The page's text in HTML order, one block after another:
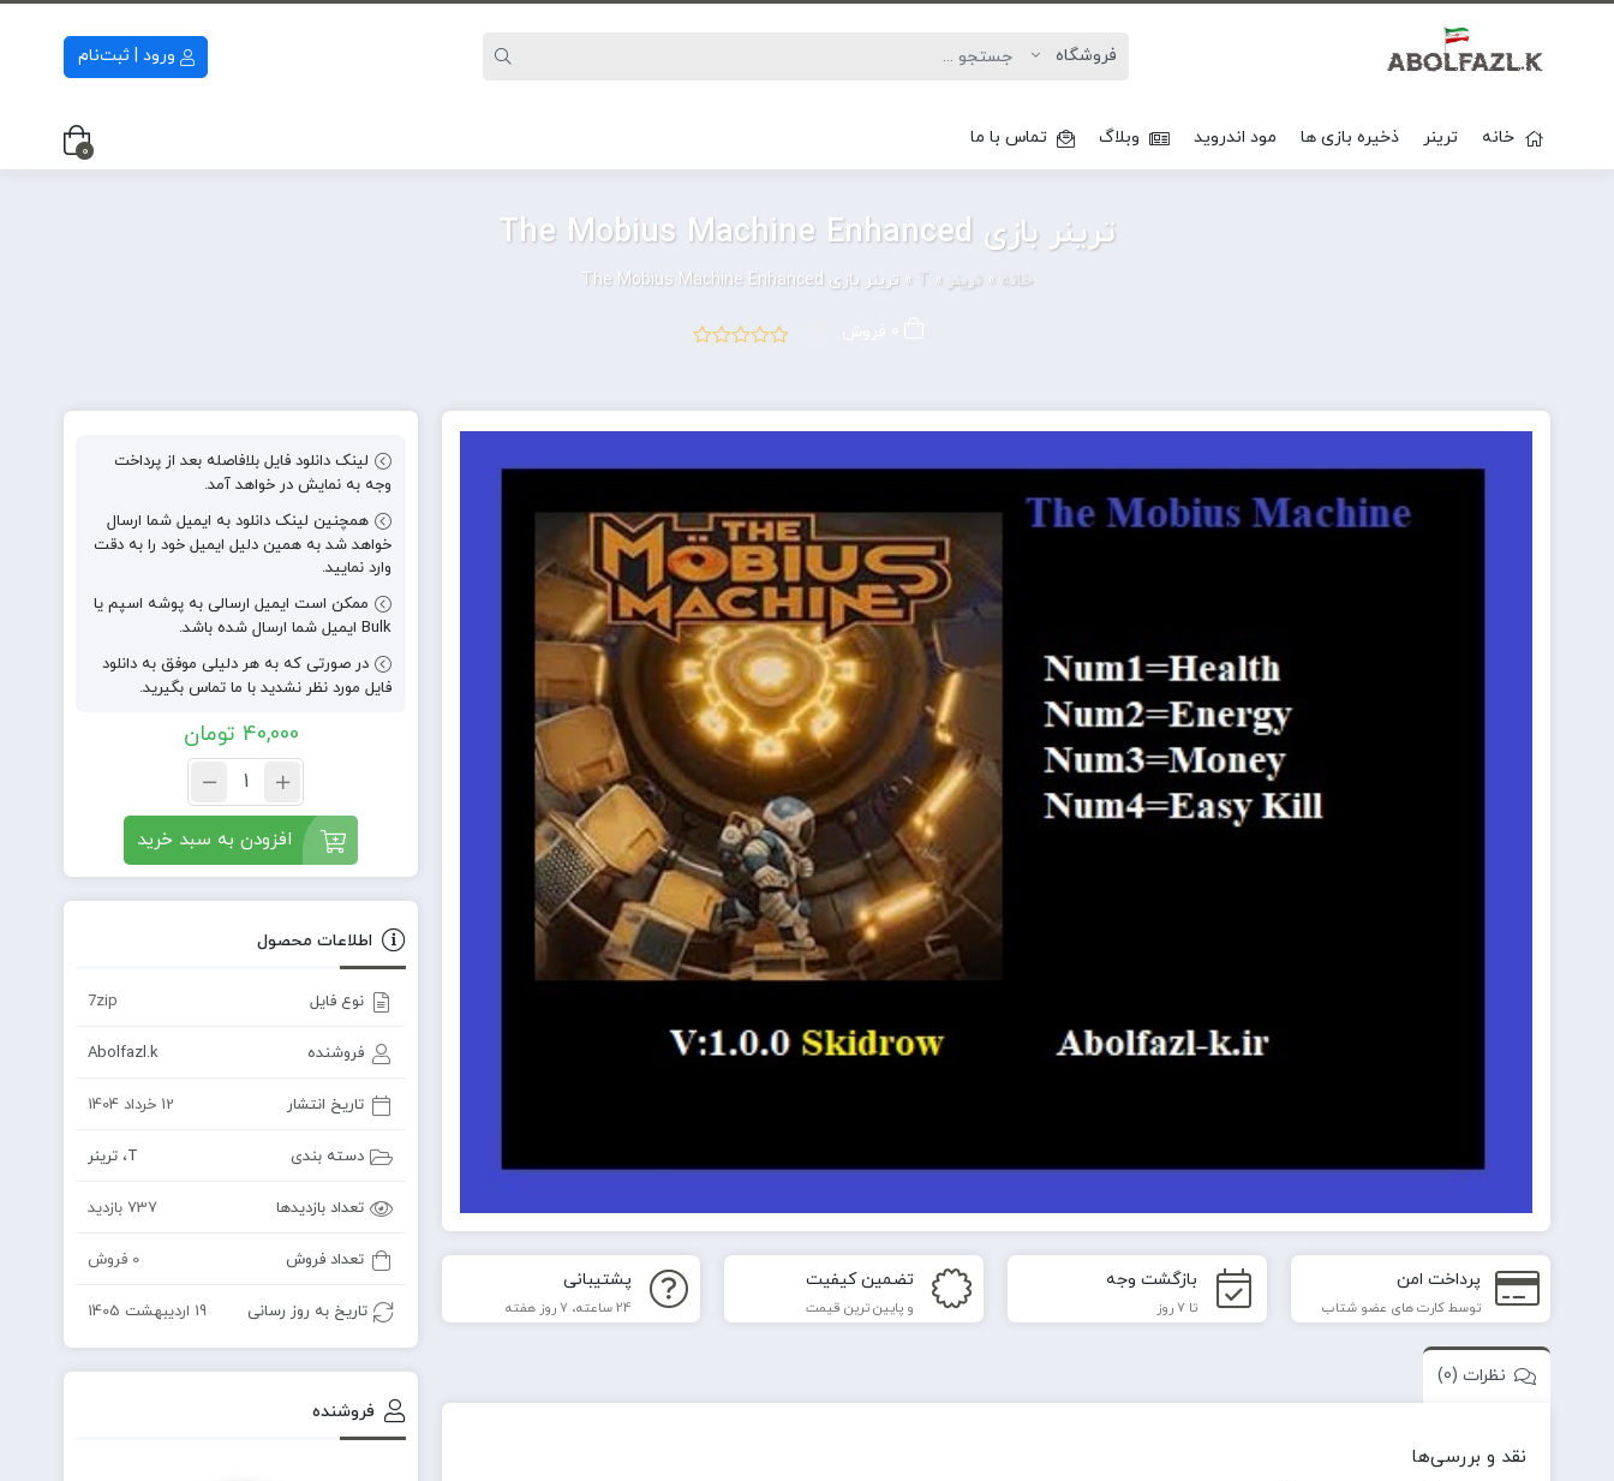
ورود | ثبت‌نام
خانه ترینر ذخیره بازی ها مود اندروید وبلاگ تماس با ما
0
ترینر بازی The Mobius Machine Enhanced
خانه » ترینر »
T
» ترینر بازی The Mobius Machine Enhanced
پرداخت امن
توسط کارت های عضو شتاب
بازگشت وجه
تا 7 روز
تضمین کیفیت
و پایین ترین قیمت
پشتیبانی
24 ساعته، 7 روز هفته
نظرات (0)
نقد و بررسی‌ها
لینک دانلود فایل بلافاصله بعد از پرداخت
وجه به نمایش در خواهد آمد.
همچنین لینک دانلود به ایمیل شما ارسال
خواهد شد به همین دلیل ایمیل خود را به دقت
وارد نمایید.
ممکن است ایمیل ارسالی به پوشه اسپم یا
Bulk ایمیل شما ارسال شده باشد.
در صورتی که به هر دلیلی موفق به دانلود
فایل مورد نظر نشدید با ما تماس بگیرید.
40,000 تومان
افزودن به سبد خرید
اطلاعات محصول
نوع فایل 7zip
فروشنده Abolfazl.k
تاریخ انتشار 12 خرداد 1404
دسته بندی T، ترینر
تعداد بازدیدها 737 بازدید
تعداد فروش 0 فروش
تاریخ به روز رسانی 19 اردیبهشت 1405
فروشنده